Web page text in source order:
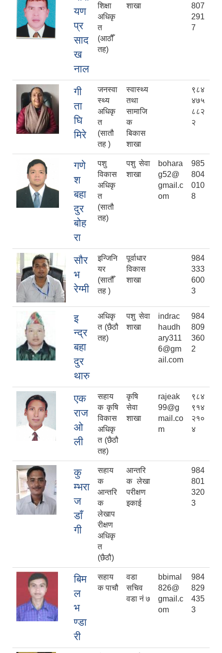
यण
प्र
साद
ख
नाल
शिक्षा
अधिकृ
त
(आठौँ
तह)
शाखा
807
291
7
गी
ता
घि
मिरे
जनस्वा
स्थ्य
अधिकृ
त
(सातौ
तह )
स्वास्थ्य
तथा
सामाजि
क
बिकास
शाखा
९८४
४७५
८८२
२
गणे
श
बहा
दुर
बोह
रा
पशु
विकास
अधिकृ
त
(सातौ
तह)
पशु सेवा
शाखा
bohara
g52@
gmail.c
om
985
804
010
8
सौर
भ
रेग्मी
इन्जिनि
यर
(सातौँ
तह )
पूर्वाधार
विकास
शाखा
984
333
600
3
इ
न्द्र
बहा
दुर
थारु
अधिकृ
त (छैठौ
तह)
पशु सेवा
शाखा
indrac
haudh
ary311
6@gm
ail.com
984
809
360
2
एक
राज
ओ
ली
सहाय
क कृषि
विकास
अधिकृ
त (छैठौ
तह)
कृषि
सेवा
शाखा
rajeak
99@g
mail.co
m
९८४
९१४
२१०
४
कु
म्भरा
ज
डाँ
गी
सहाय
क
आन्तरि
क
लेखाप
रीक्षण
अधिकृ
त
(छैठौ)
आन्तरि
क लेखा
परीक्षण
इकाई
984
801
320
3
बिम
ल
भ
ण्डा
री
सहाय
क पाचौ
वडा
सचिव
वडा नं ७
bbimal
826@
gmail.c
om
984
829
435
3